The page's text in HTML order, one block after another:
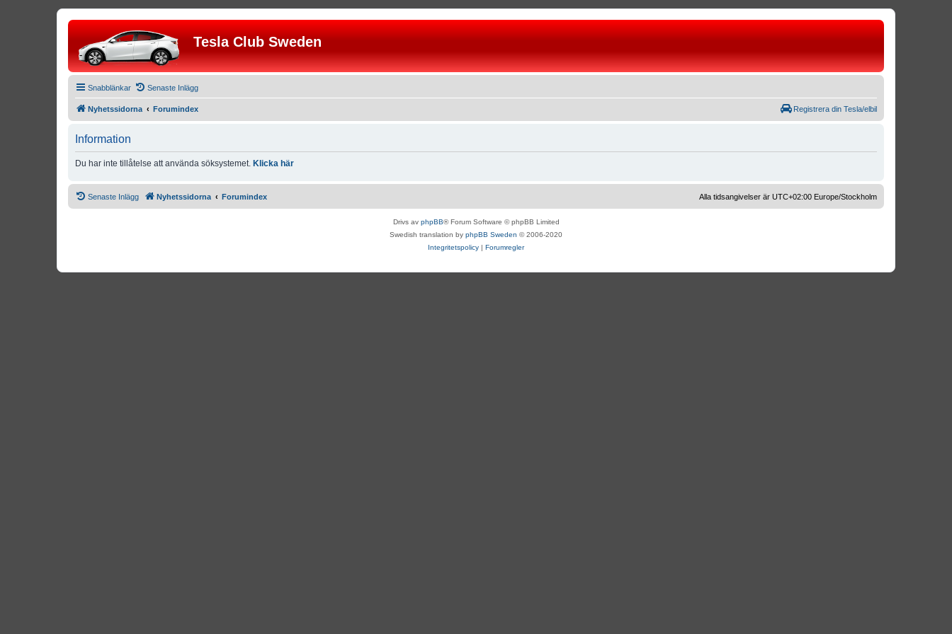
Tesla Club Sweden
Snabblänkar Senaste Inlägg
Nyhetssidorna Forumindex Registrera din Tesla/elbil
Information
Du har inte tillåtelse att använda söksystemet. Klicka här
Senaste Inlägg Nyhetssidorna Forumindex Alla tidsangivelser är UTC+02:00 Europe/Stockholm
Drivs av phpBB® Forum Software © phpBB Limited
Swedish translation by phpBB Sweden © 2006-2020
Integritetspolicy | Forumregler